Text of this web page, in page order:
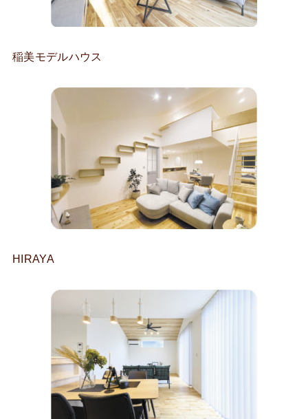
稲美モデルハウス
HIRAYA